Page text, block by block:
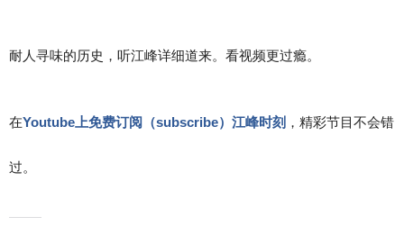
耐人寻味的历史，听江峰详细道来。看视频更过瘾。
在Youtube上免费订阅（subscribe）江峰时刻 ，精彩节目不会错
过。